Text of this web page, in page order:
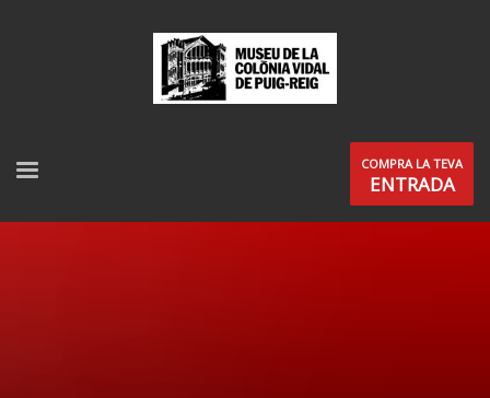
COMPRA LA TEVA
ENTRADA